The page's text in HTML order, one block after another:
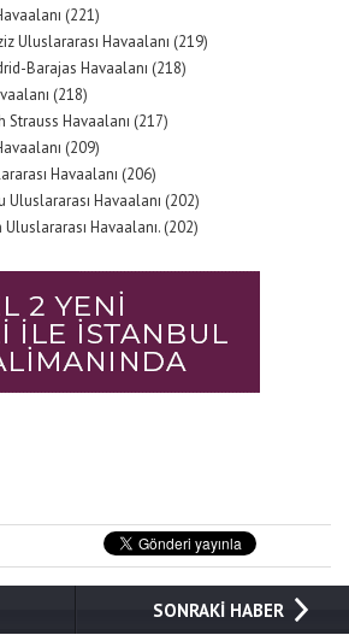
(221)
Uluslararası Havaalanı (219)
Barajas Havaalanı (218)
(218)
Strauss Havaalanı (217)
(209)
Havaalanı (206)
Uluslararası Havaalanı (202)
Havaalanı. (202)
SONRAKİ HABER